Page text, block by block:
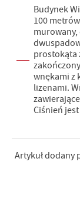
Budynek
100
murowany,
prostokąta
wnękami z
lizenami.
Ciśnień
Artykuł dodany